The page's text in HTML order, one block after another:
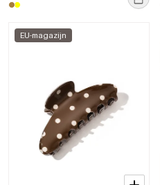
EU-magazijn